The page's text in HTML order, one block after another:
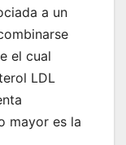
a un
el cual
LDL
mayor es la